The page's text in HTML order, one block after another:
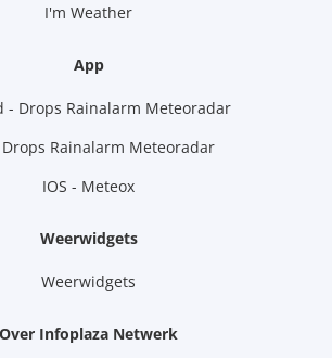
I'm Weather
App
- Drops Rainalarm Meteoradar
Drops Rainalarm Meteoradar
IOS - Meteox
Weerwidgets
Weerwidgets
Over Infoplaza Netwerk